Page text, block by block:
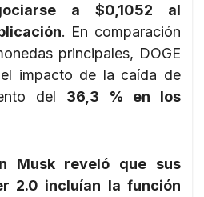
a $0,1052 al
. En comparación
principales, DOGE
impacto de la caída de
del 36,3 % en los
Musk reveló que sus
2.0 incluían la función